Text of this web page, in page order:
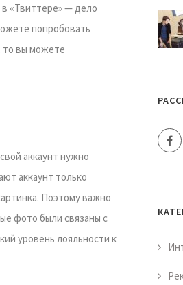
в «Твиттере» — дело
попробовать
то вы можете
аккаунт нужно
аккаунт только
Поэтому важно
фото были связаны с
уровень лояльности к